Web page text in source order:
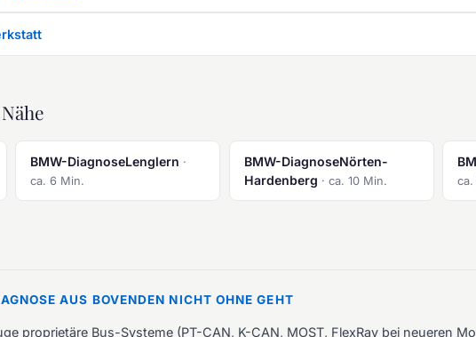
BMW-DiagnoseLenglern ·
ca. 6 Min.
BMW-DiagnoseNörten-
Hardenberg · ca. 10 Min.
AUS BOVENDEN NICHT OHNE GEHT
proprietäre Bus-Systeme (PT-CAN, K-CAN, MOST, FlexRay bei neueren